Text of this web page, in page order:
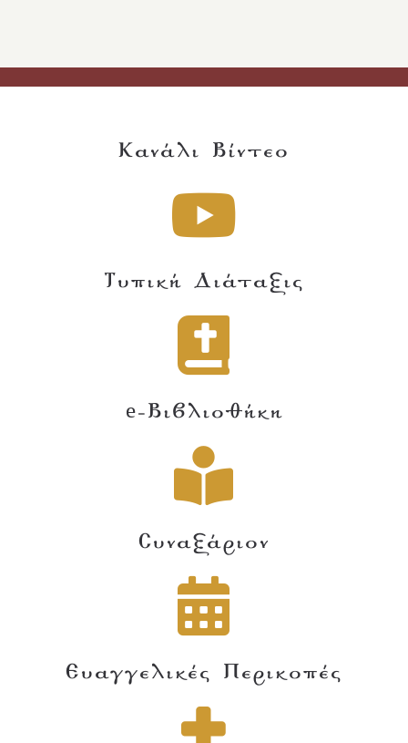
Κανάλι Βίντεο
Τυπική Διάταξις
e-Βιβλιοθήκη
Συναξάριον
Ευαγγελικές Περικοπές